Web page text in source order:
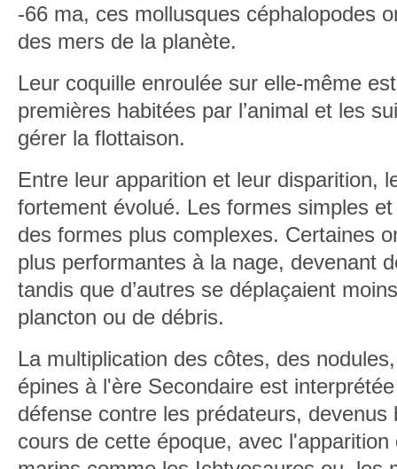
-66 ma, ces mollusques céphalopodes
des mers de la planète.
Leur coquille enroulée sur elle-même
premières habitées par l’animal et les
gérer la flottaison.
Entre leur apparition et leur disparition,
fortement évolué. Les formes simples
des formes plus complexes. Certaines
plus performantes à la nage, devenant
tandis que d’autres se déplaçaient
plancton ou de débris.
La multiplication des côtes, des
épines à l'ère Secondaire est
défense contre les prédateurs, devenus
cours de cette époque, avec